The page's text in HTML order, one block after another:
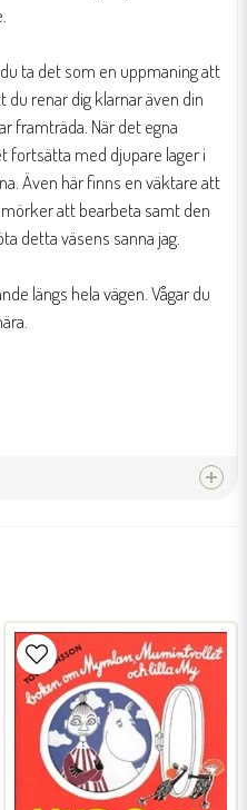
ta det som en uppmaning att
du renar dig klarnar även din
framträda. När det egna
fortsätta med djupare lager i
Även här finns en väktare att
att bearbeta samt den
detta väsens sanna jag.
längs hela vägen. Vågar du